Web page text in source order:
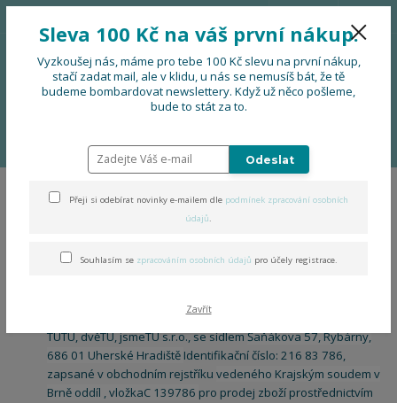
Menu
0 Kč
uživatelského účtu
Souhlas se zpracováním
osobních údajů pro účely
Udělujete tímto souhlas společnosti:
TUTU, dvěTU, jsmeTU s.r.o., se sídlemŠaňákova 57, Rybárny,
686 01 Uherské Hradiště Identifikační číslo: 216 83 786,
zapsané v obchodním rejstříkuvedeného Krajským soudem v
Brně oddíl , vložkaC 139786 pro prodej zboží prostřednictvím
Sleva 100 Kč na váš první nákup.
Vyzkoušej nás, máme pro tebe 100 Kč slevu na první nákup,
stačí zadat mail, ale v klidu, u nás se nemusíš bát, že tě
budeme bombardovat newslettery. Když už něco pošleme,
bude to stát za to.
Odeslat
Přeji si odebírat novinky e-mailem dle podmínek zpracování osobních
údajů.
Souhlasím se zpracováním osobních údajů pro účely registrace.
Zavřít